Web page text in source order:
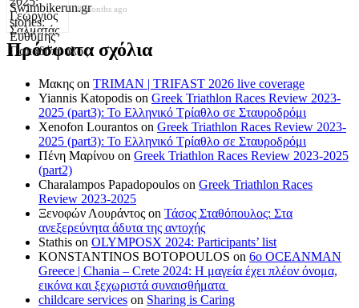
8 months ago
Πρόσφατα σχόλια
Μακης on TRIMAN | TRIFAST 2026 live coverage
Yiannis Katopodis on Greek Triathlon Races Review 2023-
2025 (part3): Το Ελληνικό Τρίαθλο σε Σταυροδρόμι
Xenofon Lourantos on Greek Triathlon Races Review 2023-
2025 (part3): Το Ελληνικό Τρίαθλο σε Σταυροδρόμι
Πένη Μαρίνου on Greek Triathlon Races Review 2023-2025
(part2)
Charalampos Papadopoulos on Greek Triathlon Races
Review 2023-2025
Ξενοφών Λουράντος on Τάσος Σταθόπουλος: Στα
ανεξερεύνητα άδυτα της αντοχής
Stathis on OLYMPOSX 2024: Participants’ list
KONSTANTINOS BOTOPOULOS on 6ο OCEANMAN
Greece | Chania – Crete 2024: Η μαγεία έχει πλέον όνομα,
εικόνα και ξεχωριστά συναισθήματα
childcare services on Sharing is Caring